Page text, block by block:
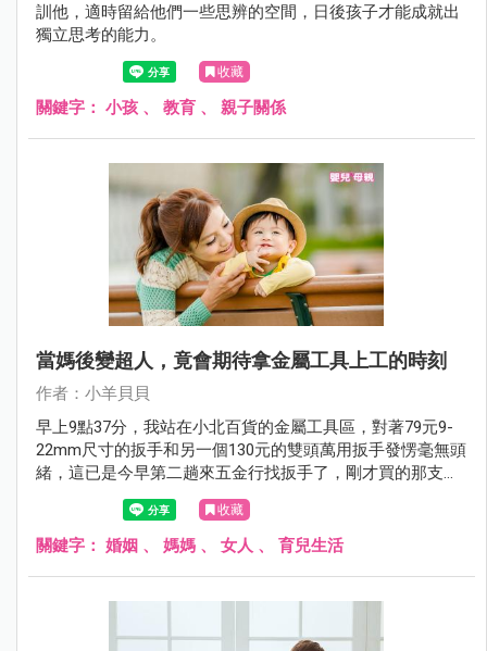
訓他，適時留給他們一些思辨的空間，日後孩子才能成就出
獨立思考的能力。
收藏
關鍵字： 小孩 、 教育 、 親子關係
當媽後變超人，竟會期待拿金屬工具上工的時刻
作者：小羊貝貝
早上9點37分，我站在小北百貨的金屬工具區，對著79元9-
22mm尺寸的扳手和另一個130元的雙頭萬用扳手發愣毫無頭
緒，這已是今早第二趟來五金行找扳手了，剛才買的那支太
小，還沒轉動縲絲帽自己就先滑牙了，正拿起手機搜尋「扳
手比較」時，忽然想起家中那些四處亂放的小零件，對
了! 我需要一個工具箱，此時腦中想起看過的一篇文章《結
收藏
關鍵字： 婚姻 、 媽媽 、 女人 、 育兒生活